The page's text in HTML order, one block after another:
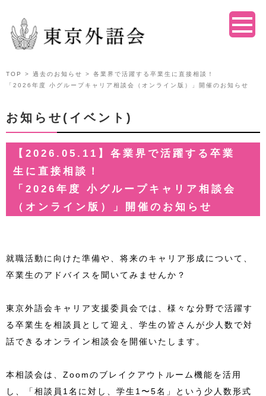
TOP > 過去のお知らせ
> 各業界で活躍する卒業生に直接相談！
「2026年度 小グループキャリア相談会（オンライン版）」開催のお知らせ
お知らせ(イベント)
【2026.05.11】各業界で活躍する卒業
生に直接相談！
「2026年度 小グループキャリア相談会
（オンライン版）」開催のお知らせ
就職活動に向けた準備や、将来のキャリア形成について、
卒業生のアドバイスを聞いてみませんか？
東京外語会キャリア支援委員会では、様々な分野で活躍す
る卒業生を相談員として迎え、学生の皆さんが少人数で対
話できるオンライン相談会を開催いたします。
本相談会は、Zoomのブレイクアウトルーム機能を活用
し、「相談員1名に対し、学生1〜5名」という少人数形式